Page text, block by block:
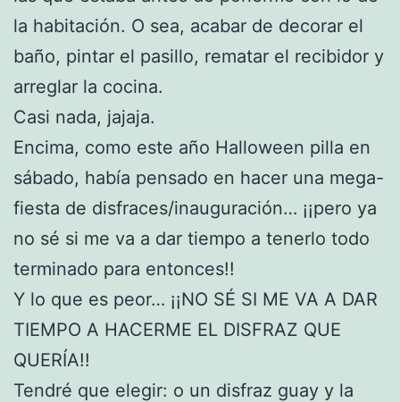
la habitación. O sea, acabar de decorar el
baño, pintar el pasillo, rematar el recibidor y
arreglar la cocina.
Casi nada, jajaja.
Encima, como este año Halloween pilla en
sábado, había pensado en hacer una mega-
fiesta de disfraces/inauguración… ¡¡pero ya
no sé si me va a dar tiempo a tenerlo todo
terminado para entonces!!
Y lo que es peor… ¡¡NO SÉ SI ME VA A DAR
TIEMPO A HACERME EL DISFRAZ QUE
QUERÍA!!
Tendré que elegir: o un disfraz guay y la